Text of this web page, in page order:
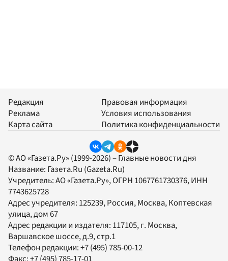
Редакция
Реклама
Карта сайта
Правовая информация
Условия использования
Политика конфиденциальности
© АО «Газета.Ру» (1999-2026) – Главные новости дня
Название: Газета.Ru (Gazeta.Ru)
Учредитель:АО «Газета.Ру», ОГРН 1067761730376, ИНН
7743625728
Адрес учредителя: 125239, Россия, Москва, Коптевская
улица, дом 67
Адрес редакции и издателя: 117105, г. Москва,
Варшавское шоссе, д.9, стр.1
Телефон редакции:+7 (495) 785-00-12